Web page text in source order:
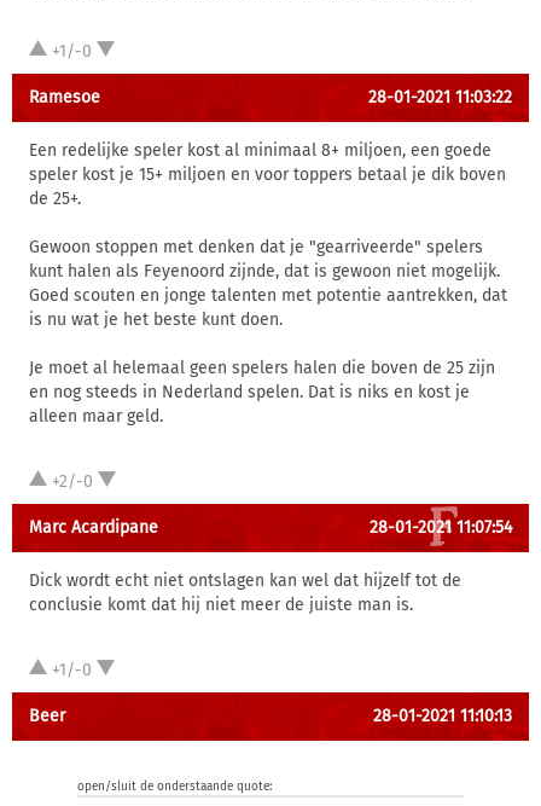
+1/-0
Ramesoe 28-01-2021 11:03:22
Een redelijke speler kost al minimaal 8+ miljoen, een goede
speler kost je 15+ miljoen en voor toppers betaal je dik boven
de 25+.
Gewoon stoppen met denken dat je "gearriveerde" spelers
kunt halen als Feyenoord zijnde, dat is gewoon niet mogelijk.
Goed scouten en jonge talenten met potentie aantrekken, dat
is nu wat je het beste kunt doen.
Je moet al helemaal geen spelers halen die boven de 25 zijn
en nog steeds in Nederland spelen. Dat is niks en kost je
alleen maar geld.
+2/-0
Marc Acardipane 28-01-2021 11:07:54
Dick wordt echt niet ontslagen kan wel dat hijzelf tot de
conclusie komt dat hij niet meer de juiste man is.
+1/-0
Beer 28-01-2021 11:10:13
open/sluit de onderstaande quote: